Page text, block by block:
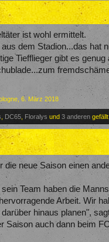
ist wohl ermittelt.
dem Stadion...das hat
Tiefflieger gibt es
6. März 2018
DC65 Floralys und3 anderen gefällt
die neue Saison einen
sein Team haben die
Arbeit. Wir
hinaus planen",
Saison auch dann beim